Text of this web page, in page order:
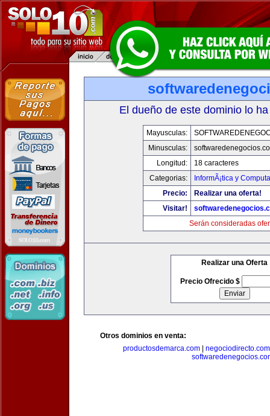
El dueño de este dominio lo
Mayusculas:
Minusculas:
Longitud:
18 caracteres
Categorias:
InformÃ¡tica y
Precio:
Realizar una oferta!
Visitar!
Serán consideradas
Realizar una Oferta
Precio Ofrecido $
Otros dominios en venta:
productosdemarca.com| negociodirecto.com